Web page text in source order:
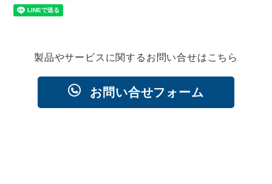
製品やサービスに関するお問い合せはこちら
お問い合せフォーム